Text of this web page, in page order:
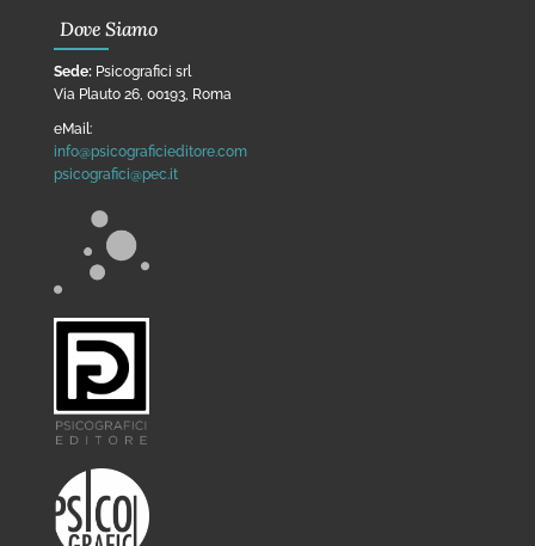
Dove Siamo
Sede: Psicografici srl
Via Plauto 26, 00193, Roma
eMail:
info@psicograficieditore.com
psicografici@pec.it